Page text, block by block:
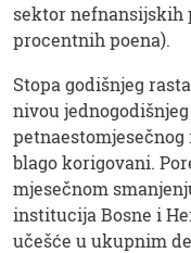
sektor nefnansijskih
procentnih poena).
Stopa godišnjeg
nivou
blago korigovani.
mjesečnom
institucija Bosne i
učešće u ukupnim